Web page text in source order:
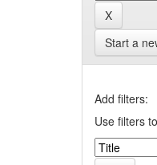
Start a
Add filters:
Use filters